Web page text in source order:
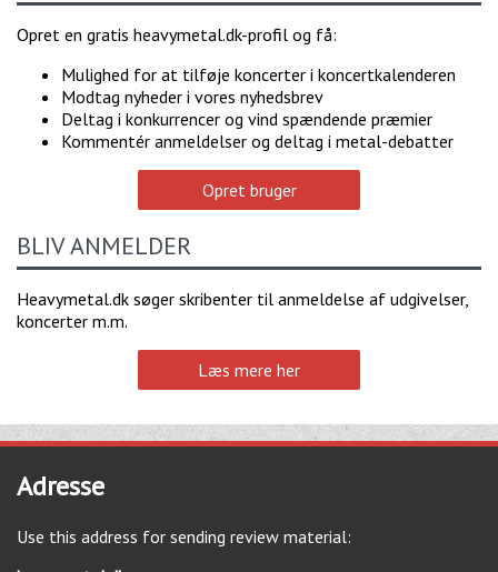
Opret en gratis heavymetal.dk-profil og få:
Mulighed for at tilføje koncerter i koncertkalenderen
Modtag nyheder i vores nyhedsbrev
Deltag i konkurrencer og vind spændende præmier
Kommentér anmeldelser og deltag i metal-debatter
Opret bruger
BLIV ANMELDER
Heavymetal.dk søger skribenter til anmeldelse af udgivelser,
koncerter m.m.
Læs mere her
Adresse
Use this address for sending review material: